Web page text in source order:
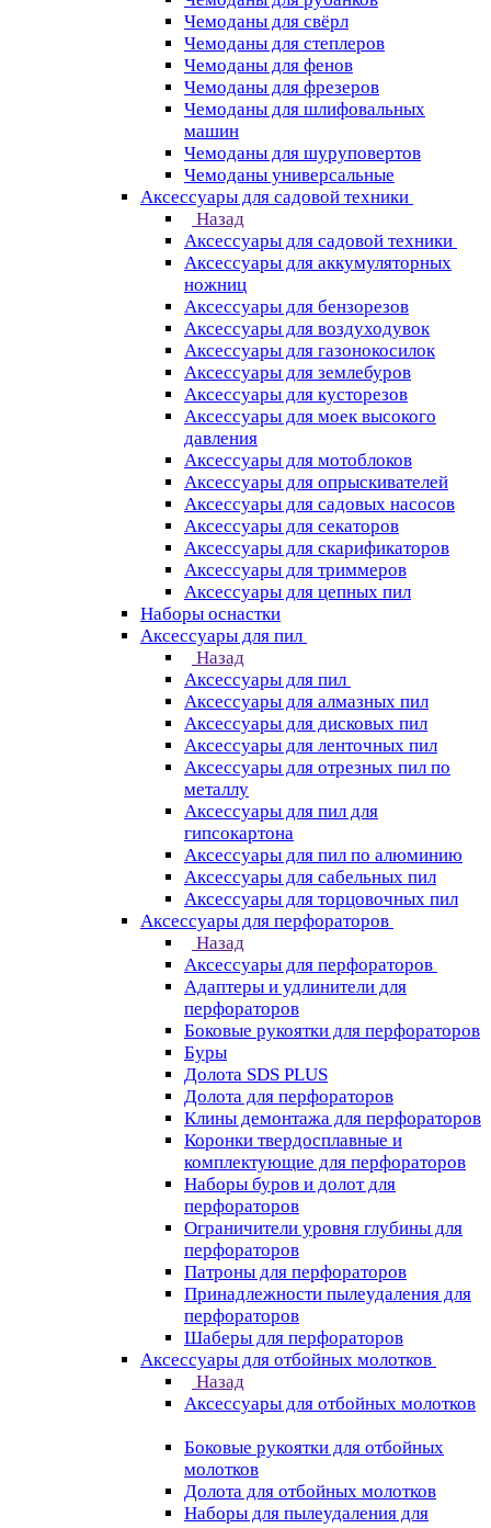
Чемоданы для свёрл
Чемоданы для степлеров
Чемоданы для фенов
Чемоданы для фрезеров
Чемоданы для шлифовальных
машин
Чемоданы для шуруповертов
Чемоданы универсальные
Аксессуары для садовой техники
Назад
Аксессуары для садовой техники
Аксессуары для аккумуляторных
ножниц
Аксессуары для бензорезов
Аксессуары для воздуходувок
Аксессуары для газонокосилок
Аксессуары для землебуров
Аксессуары для кусторезов
Аксессуары для моек высокого
давления
Аксессуары для мотоблоков
Аксессуары для опрыскивателей
Аксессуары для садовых насосов
Аксессуары для секаторов
Аксессуары для скарификаторов
Аксессуары для триммеров
Аксессуары для цепных пил
Наборы оснастки
Аксессуары для пил
Назад
Аксессуары для пил
Аксессуары для алмазных пил
Аксессуары для дисковых пил
Аксессуары для ленточных пил
Аксессуары для отрезных пил по
металлу
Аксессуары для пил для
гипсокартона
Аксессуары для пил по алюминию
Аксессуары для сабельных пил
Аксессуары для торцовочных пил
Аксессуары для перфораторов
Назад
Аксессуары для перфораторов
Адаптеры и удлинители для
перфораторов
Боковые рукоятки для перфораторов
Буры
Долота SDS PLUS
Долота для перфораторов
Клины демонтажа для перфораторов
Коронки твердосплавные и
комплектующие для перфораторов
Наборы буров и долот для
перфораторов
Ограничители уровня глубины для
перфораторов
Патроны для перфораторов
Принадлежности пылеудаления для
перфораторов
Шаберы для перфораторов
Аксессуары для отбойных молотков
Назад
Аксессуары для отбойных молотков
Боковые рукоятки для отбойных
молотков
Долота для отбойных молотков
Наборы для пылеудаления для